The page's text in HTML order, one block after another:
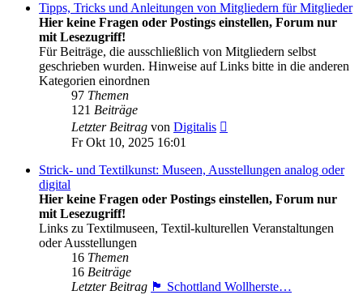
Tipps, Tricks und Anleitungen von Mitgliedern für Mitglieder
Hier keine Fragen oder Postings einstellen, Forum nur
mit Lesezugriff!
Für Beiträge, die ausschließlich von Mitgliedern selbst
geschrieben wurden. Hinweise auf Links bitte in die anderen
Kategorien einordnen
97 Themen
121 Beiträge
Letzter Beitrag von Digitalis
Fr Okt 10, 2025 16:01
Strick- und Textilkunst: Museen, Ausstellungen analog oder
digital
Hier keine Fragen oder Postings einstellen, Forum nur
mit Lesezugriff!
Links zu Textilmuseen, Textil-kulturellen Veranstaltungen
oder Ausstellungen
16 Themen
16 Beiträge
Letzter Beitrag 🏴󠁧󠁢󠁳󠁣󠁴󠁿 Schottland Wollherste…